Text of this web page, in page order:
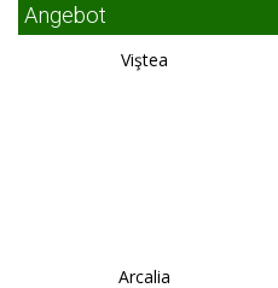
Angebot
Viştea
Arcalia